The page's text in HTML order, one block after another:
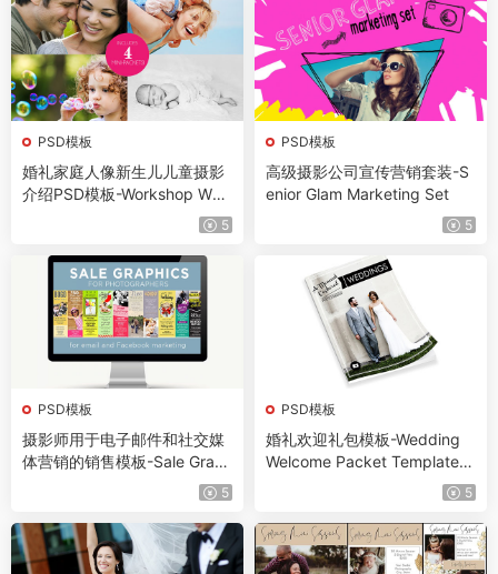
PSD模板
婚礼家庭人像新生儿儿童摄影
介绍PSD模板-Workshop Wel
5
PSD模板
高级摄影公司宣传营销套装-S
enior Glam Marketing Set
5
PSD模板
摄影师用于电子邮件和社交媒
体营销的销售模板-Sale Grap
hics for Photographers for E
mail and Facebook Marketin
g
5
PSD模板
婚礼欢迎礼包模板-Wedding
Welcome Packet Template
5